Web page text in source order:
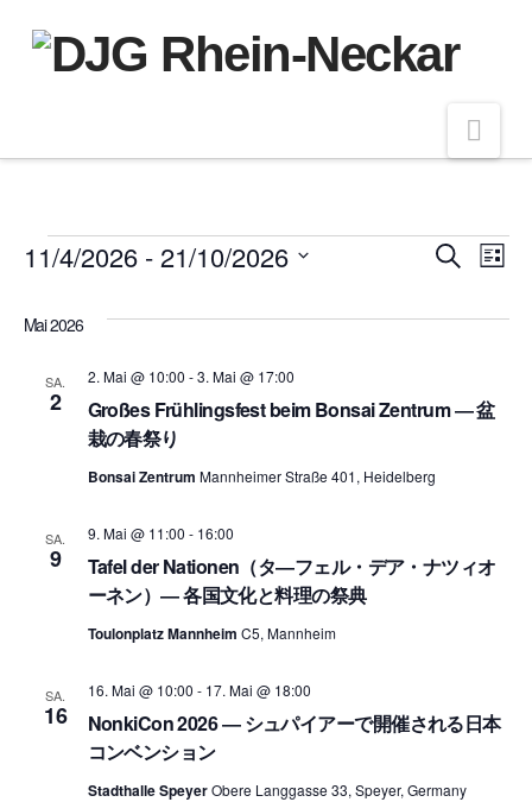
Veranstaltungen SucheListe
11/4/2026 - 21/10/2026
wählen.
Mai 2026
SA.
2
Großes Frühlingsfest beim Bonsai Zentrum ― 盆
栽の春祭り
2. Mai @ 10:00 -3. Mai @ 17:00
Bonsai Zentrum Mannheimer Straße 401, Heidelberg
SA.
9
Tafel der Nationen（タ―フェル・デア・ナツィオ
ーネン）― 各国文化と料理の祭典
9. Mai @ 11:00 - 16:00
Toulonplatz Mannheim C5, Mannheim
SA.
16
NonkiCon 2026 ― シュパイアーで開催される日本
コンベンション
16. Mai @ 10:00 - 17. Mai @ 18:00
Stadthalle SpeyerObere Langgasse 33, Speyer, Germany